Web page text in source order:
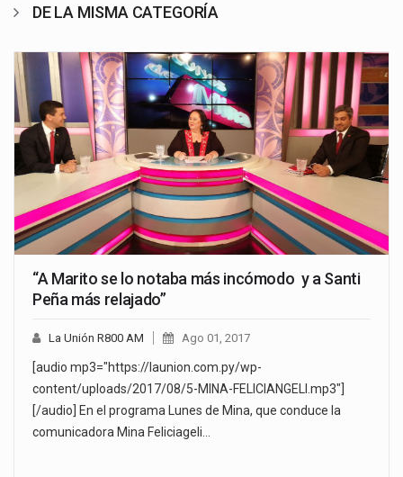
DE LA MISMA CATEGORÍA
“A Marito se lo notaba más incómodo y a Santi
Peña más relajado”
La Unión R800 AM Ago 01, 2017
[audio mp3="https://launion.com.py/wp-
content/uploads/2017/08/5-MINA-FELICIANGELI.mp3"]
[/audio] En el programa Lunes de Mina, que conduce la
comunicadora Mina Feliciageli…